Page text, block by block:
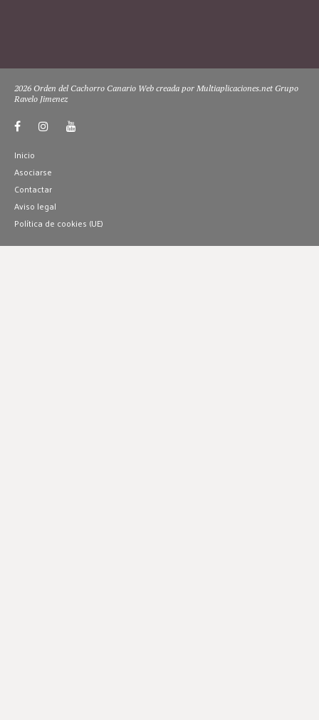
2026 Orden del Cachorro Canario Web creada por Multiaplicaciones.net Grupo
Ravelo Jimenez
Inicio
Asociarse
Contactar
Aviso legal
Política de cookies (UE)